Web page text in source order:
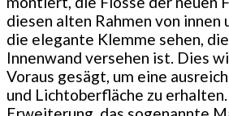
diesen alten Rahmen von innen
die elegante Klemme sehen,
Innenwand versehen ist. Dies
Voraus gesägt, um eine
und Lichtoberfläche zu